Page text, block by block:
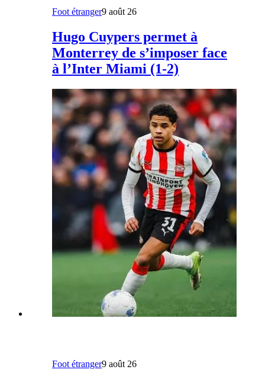
Foot étranger9 août 26
Hugo Cuypers permet à
Monterrey de s’imposer face
à l’Inter Miami (1-2)
Foot étranger9 août 26